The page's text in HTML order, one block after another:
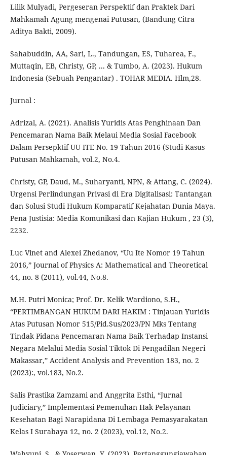
Lilik Mulyadi, Pergeseran Perspektif dan Praktek Dari
Mahkamah Agung mengenai Putusan, (Bandung Citra
Aditya Bakti, 2009).
Sahabuddin, AA, Sari, L., Tandungan, ES, Tuharea, F.,
Muttaqin, EB, Christy, GP, ... & Tumbo, A. (2023). Hukum
Indonesia (Sebuah Pengantar) . TOHAR MEDIA. Hlm,28.
Jurnal :
Adrizal, A. (2021). Analisis Yuridis Atas Penghinaan Dan
Pencemaran Nama Baik Melaui Media Sosial Facebook
Dalam Persepktif UU ITE No. 19 Tahun 2016 (Studi Kasus
Putusan Mahkamah, vol.2, No.4.
Christy, GP, Daud, M., Suharyanti, NPN, & Attang, C. (2024).
Urgensi Perlindungan Privasi di Era Digitalisasi: Tantangan
dan Solusi Studi Hukum Komparatif Kejahatan Dunia Maya.
Pena Justisia: Media Komunikasi dan Kajian Hukum , 23 (3),
2232.
Luc Vinet and Alexei Zhedanov, “Uu Ite Nomor 19 Tahun
2016,” Journal of Physics A: Mathematical and Theoretical
44, no. 8 (2011), vol.44, No.8.
M.H. Putri Monica; Prof. Dr. Kelik Wardiono, S.H.,
“PERTIMBANGAN HUKUM DARI HAKIM : Tinjauan Yuridis
Atas Putusan Nomor 515/Pid.Sus/2023/PN Mks Tentang
Tindak Pidana Pencemaran Nama Baik Terhadap Instansi
Negara Melalui Media Sosial Tiktok Di Pengadilan Negeri
Makassar,” Accident Analysis and Prevention 183, no. 2
(2023):, vol.183, No.2.
Salis Prastika Zamzami and Anggrita Esthi, “Jurnal
Judiciary,” Implementasi Pemenuhan Hak Pelayanan
Kesehatan Bagi Narapidana Di Lembaga Pemasyarakatan
Kelas I Surabaya 12, no. 2 (2023), vol.12, No.2.